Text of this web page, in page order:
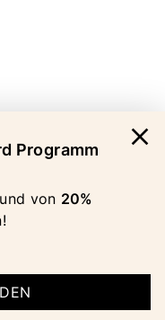
Programm
von 20%
close